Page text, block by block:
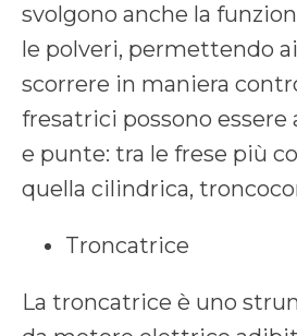
svolgono anche la
le polveri, permettendo
scorrere in maniera
fresatrici possono essere
e punte: tra le frese più
quella cilindrica,
Troncatrice
La troncatrice è uno